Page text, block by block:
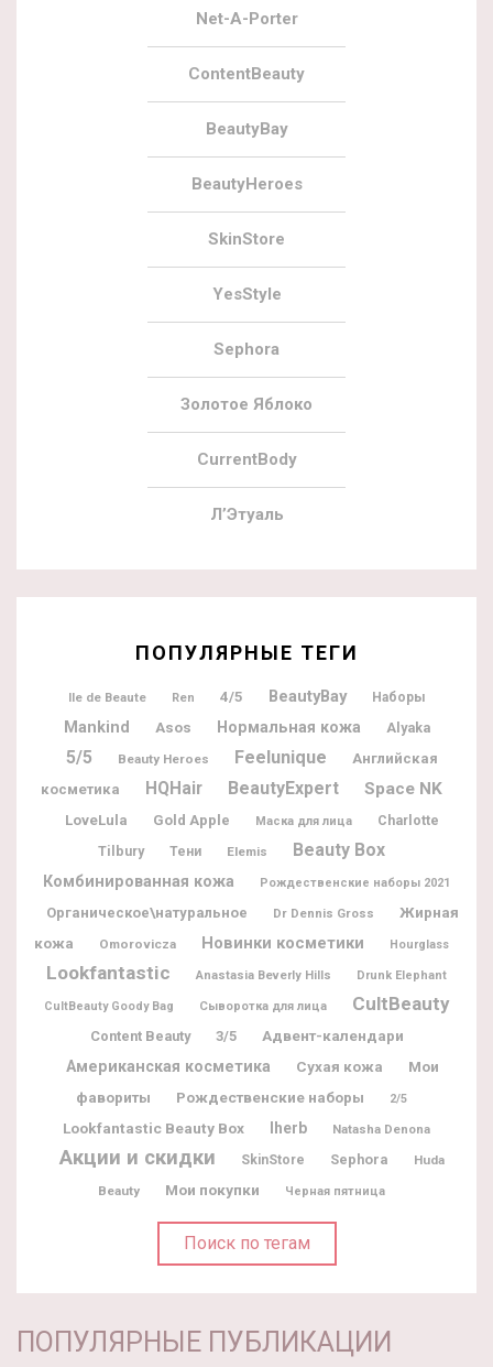
Net-A-Porter
ContentBeauty
BeautyBay
BeautyHeroes
SkinStore
YesStyle
Sephora
Золотое Яблоко
CurrentBody
Л’Этуаль
ПОПУЛЯРНЫЕ ТЕГИ
Ile de Beaute Ren 4/5 BeautyBay Наборы
Mankind Asos Нормальная кожа Alyaka
5/5 Beauty Heroes Feelunique
Английская
косметика
HQHair BeautyExpert Space NK
LoveLula Gold Apple Маска для лица
Charlotte
Tilbury
Тени Elemis Beauty Box
Комбинированная кожа Рождественские наборы 2021
Органическое\натуральное Dr Dennis Gross
Жирная
кожа
Omorovicza Новинки косметики Hourglass
Lookfantastic Anastasia Beverly Hills Drunk Elephant
CultBeauty Goody Bag Сыворотка для лица CultBeauty
Content Beauty 3/5
Адвент-календари
Американская косметика
Сухая кожа
Мои
фавориты
Рождественские наборы 2/5
Lookfantastic Beauty Box Iherb Natasha Denona
Акции и скидки SkinStore Sephora
Huda
Beauty
Мои покупки Черная пятница
Поиск по тегам
ПОПУЛЯРНЫЕ ПУБЛИКАЦИИ